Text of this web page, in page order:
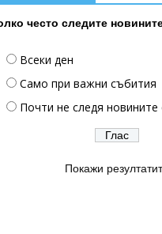
често следите
Всеки ден
Само при важни събития
Почти не следя
Покажи